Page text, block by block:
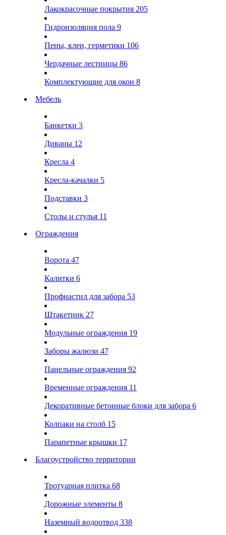
Лакокрасочные покрытия 205
Гидроизоляция пола 9
Пены, клеи, герметики 106
Чердачные лестницы 86
Комплектующие для окон 8
Мебель
Банкетки 3
Диваны 12
Кресла 4
Кресла-качалки 5
Подставки 3
Столы и стулья 11
Ограждения
Ворота 47
Калитки 6
Профнастил для забора 53
Штакетник 27
Модульные ограждения 19
Заборы жалюзи 47
Панельные ограждения 92
Временные ограждения 11
Декоративные бетонные блоки для забора 6
Колпаки на столб 15
Парапетные крышки 17
Благоустройство территории
Тротуарная плитка 68
Дорожные элементы 8
Наземный водоотвод 338